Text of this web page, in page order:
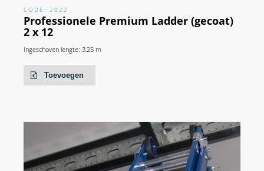
CODE: 2022
Professionele Premium Ladder (gecoat)
2 x 12
Ingeschoven lengte: 3,25 m
Toevoegen